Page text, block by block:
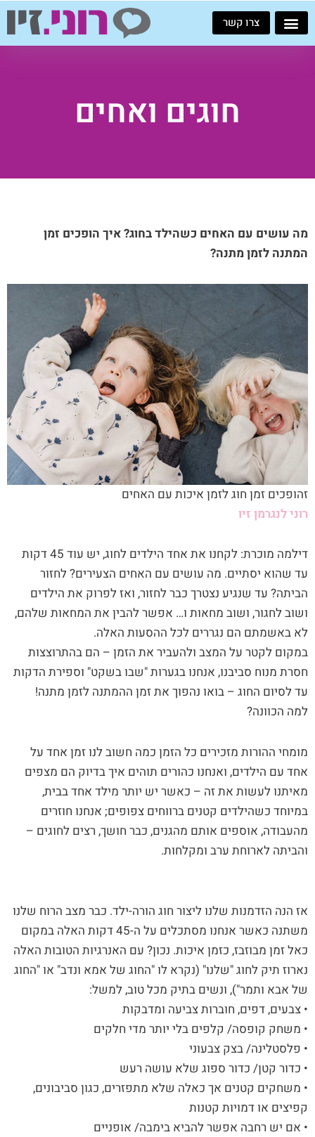
דילוג
לתוכן
צרו קשר
חוגים ואחים
מה עושים עם האחים כשהילד בחוג? איך הופכים זמן
המתנה לזמן מתנה?
זהופכים זמן חוג לזמן איכות עם האחים
רוני לנגרמן זיו
דילמה מוכרת: לקחנו את אחד הילדים לחוג, יש עוד 45 דקות
עד שהוא יסתיים. מה עושים עם האחים הצעירים? לחזור
הביתה? עד שנגיע נצטרך כבר לחזור, ואז לפרוק את הילדים
ושוב לחגור, ושוב מחאות ו… אפשר להבין את המחאות שלהם,
לא באשמתם הם נגררים לכל ההסעות האלה.
במקום לקטר על המצב ולהעביר את הזמן – הם בהתרוצצות
חסרת מנוח סביבנו, אנחנו בגערות "שבו בשקט" וספירת הדקות
עד לסיום החוג – בואו נהפוך את זמן ההמתנה לזמן מתנה!
למה הכוונה?
מומחי ההורות מזכירים כל הזמן כמה חשוב לנו זמן אחד על
אחד עם הילדים, ואנחנו כהורים תוהים איך בדיוק הם מצפים
מאיתנו לעשות את זה – כאשר יש יותר מילד אחד בבית,
במיוחד כשהילדים קטנים ברווחים צפופים; אנחנו חוזרים
מהעבודה, אוספים אותם מהגנים, כבר חושך, רצים לחוגים –
והביתה לארוחת ערב ומקלחות.
אז הנה הזדמנות שלנו ליצור חוג הורה-ילד. כבר מצב הרוח שלנו
משתנה כאשר אנחנו מסתכלים על ה-45 דקות האלה במקום
כאל זמן מבוזבז, כזמן איכות. נכון? עם האנרגיות הטובות האלה
נארוז תיק לחוג "שלנו" (נקרא לו "החוג של אמא ונדב" או "החוג
של אבא ותמר"), ונשים בתיק מכל טוב, למשל:
• צבעים, דפים, חוברות צביעה ומדבקות
• משחק קופסה/ קלפים בלי יותר מדי חלקים
• פלסטלינה/ בצק צבעוני
• כדור קטן/ כדור ספוג שלא עושה רעש
• משחקים קטנים אך כאלה שלא מתפזרים, כגון סביבונים,
קפיצים או דמויות קטנות
• אם יש רחבה אפשר להביא בימבה/ אופניים